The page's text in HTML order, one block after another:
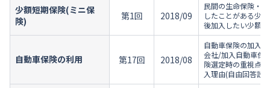
少額短期保険(ミニ保
険)
第1回 2018/09
民間の生命保険・
したことがある少
後加入したい少額
自動車保険の利用 第17回 2018/08
自動車保険の加入
会社/加入自動車保
険選定時の重視点/
入理由(自由回答設